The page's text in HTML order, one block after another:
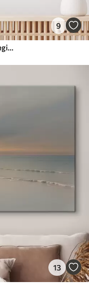
9
Abstraktne roosades toonides pojengide kimp
13